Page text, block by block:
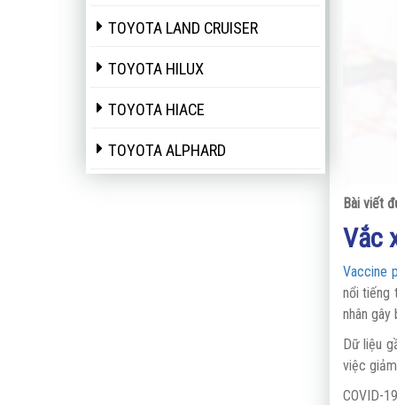
TOYOTA LAND CRUISER
TOYOTA HILUX
TOYOTA HIACE
TOYOTA ALPHARD
Bài viết
Vắc
Vaccine
nổi tiếng
nhân gây
Dữ liệu
việc
COVID-